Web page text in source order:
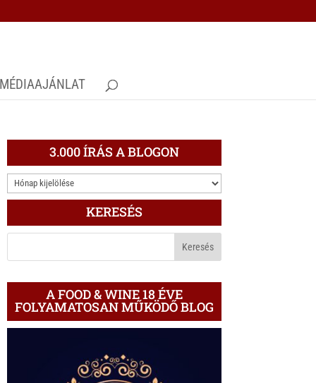
MÉDIAAJÁNLAT
3.000 ÍRÁS A BLOGON
3.000
ÍRÁS
BLOGON
KERESÉS
A FOOD & WINE 18 ÉVE
FOLYAMATOSAN MŰKÖDŐ BLOG